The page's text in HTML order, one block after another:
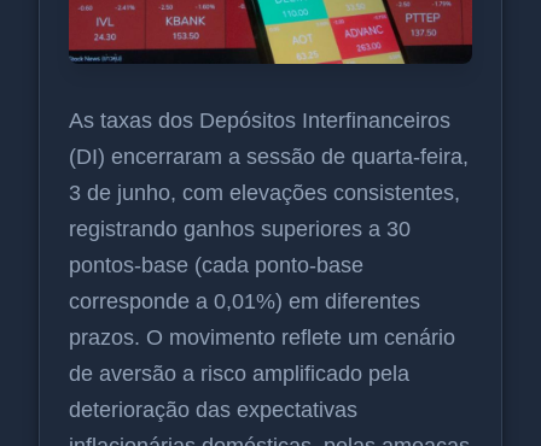
As taxas dos Depósitos Interfinanceiros
(DI) encerraram a sessão de quarta-feira,
3 de junho, com elevações consistentes,
registrando ganhos superiores a 30
pontos-base (cada ponto-base
corresponde a 0,01%) em diferentes
prazos. O movimento reflete um cenário
de aversão a risco amplificado pela
deterioração das expectativas